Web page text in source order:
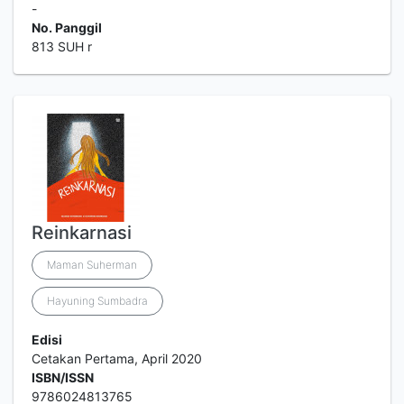
-
No. Panggil
813 SUH r
Reinkarnasi
Maman Suherman
Hayuning Sumbadra
Edisi
Cetakan Pertama, April 2020
ISBN/ISSN
9786024813765